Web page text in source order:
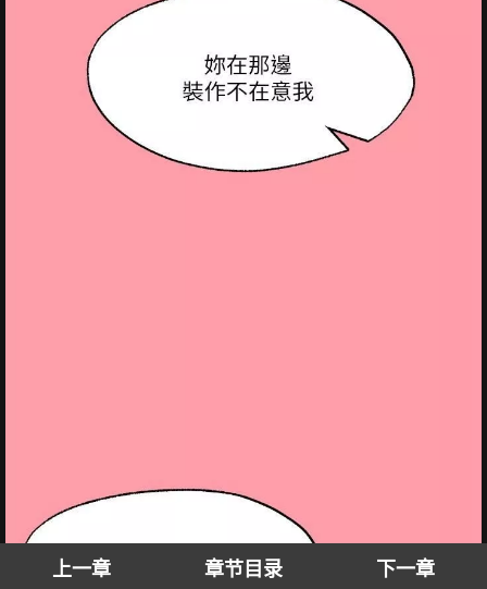
上一章 章节目录 下一章